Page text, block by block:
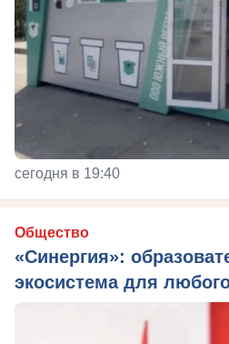
сегодня в 19:40
Общество
«Синергия»:
экосистема для